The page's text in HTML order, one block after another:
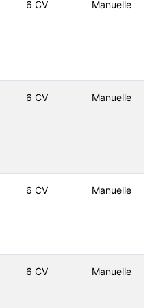
6 CV Manuelle
6 CV Manuelle
6 CV Manuelle
6 CV Manuelle